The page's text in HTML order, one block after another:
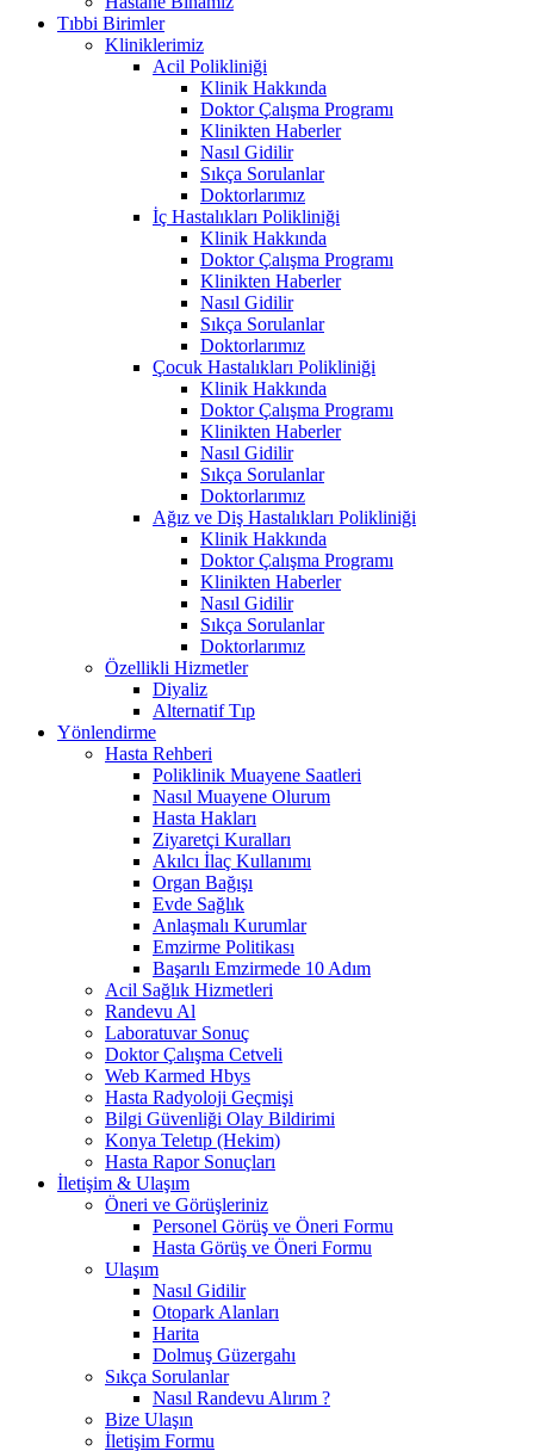
Tıbbi Birimler
Kliniklerimiz
Acil Polikliniği
Klinik Hakkında
Doktor Çalışma Programı
Klinikten Haberler
Nasıl Gidilir
Sıkça Sorulanlar
Doktorlarımız
İç Hastalıkları Polikliniği
Klinik Hakkında
Doktor Çalışma Programı
Klinikten Haberler
Nasıl Gidilir
Sıkça Sorulanlar
Doktorlarımız
Çocuk Hastalıkları Polikliniği
Klinik Hakkında
Doktor Çalışma Programı
Klinikten Haberler
Nasıl Gidilir
Sıkça Sorulanlar
Doktorlarımız
Ağız ve Diş Hastalıkları Polikliniği
Klinik Hakkında
Doktor Çalışma Programı
Klinikten Haberler
Nasıl Gidilir
Sıkça Sorulanlar
Doktorlarımız
Özellikli Hizmetler
Diyaliz
Alternatif Tıp
Yönlendirme
Hasta Rehberi
Poliklinik Muayene Saatleri
Nasıl Muayene Olurum
Hasta Hakları
Ziyaretçi Kuralları
Akılcı İlaç Kullanımı
Organ Bağışı
Evde Sağlık
Anlaşmalı Kurumlar
Emzirme Politikası
Başarılı Emzirmede 10 Adım
Acil Sağlık Hizmetleri
Randevu Al
Laboratuvar Sonuç
Doktor Çalışma Cetveli
Web Karmed Hbys
Hasta Radyoloji Geçmişi
Bilgi Güvenliği Olay Bildirimi
Konya Teletıp (Hekim)
Hasta Rapor Sonuçları
İletişim & Ulaşım
Öneri ve Görüşleriniz
Personel Görüş ve Öneri Formu
Hasta Görüş ve Öneri Formu
Ulaşım
Nasıl Gidilir
Otopark Alanları
Harita
Dolmuş Güzergahı
Sıkça Sorulanlar
Nasıl Randevu Alırım ?
Bize Ulaşın
İletişim Formu